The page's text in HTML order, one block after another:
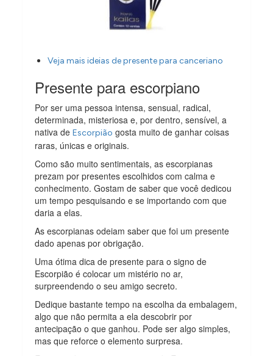
Veja mais ideias de presente para canceriano
Presente para escorpiano
Por ser uma pessoa intensa, sensual, radical,
determinada, misteriosa e, por dentro, sensível, a
nativa deEscorpião gosta muito de ganhar coisas
raras, únicas e originais.
Como são muito sentimentais, as escorpianas
prezam por presentes escolhidos com calma e
conhecimento. Gostam de saber que você dedicou
um tempo pesquisando e se importando com que
daria a elas.
As escorpianas odeiam saber que foi um presente
dado apenas por obrigação.
Uma ótima dica de presente para o signo de
Escorpião é colocar um mistério no ar,
surpreendendo o seu amigo secreto.
Dedique bastante tempo na escolha da embalagem,
algo que não permita a ela descobrir por
antecipação o que ganhou. Pode ser algo simples,
mas que reforce o elemento surpresa.